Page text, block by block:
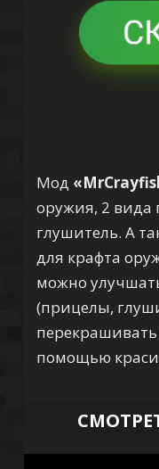
Мод
оружия, 2 вида
глушитель. А
для крафта
можно
(прицелы,
помощью